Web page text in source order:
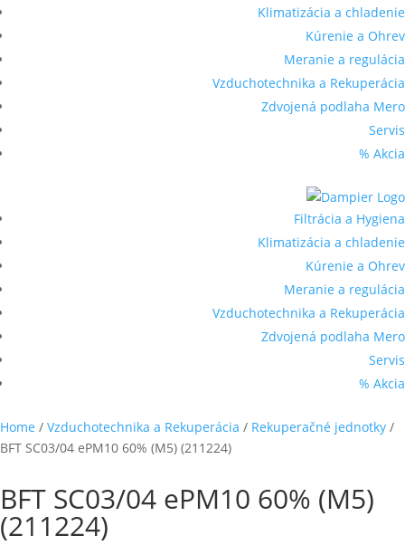
Klimatizácia a chladenie
Kúrenie a Ohrev
Meranie a regulácia
Vzduchotechnika a Rekuperácia
Zdvojená podlaha Mero
Servis
% Akcia
Filtrácia a Hygiena
Klimatizácia a chladenie
Kúrenie a Ohrev
Meranie a regulácia
Vzduchotechnika a Rekuperácia
Zdvojená podlaha Mero
Servis
% Akcia
Home / Vzduchotechnika a Rekuperácia / Rekuperačné jednotky /
BFT SC03/04 ePM10 60% (M5) (211224)
BFT SC03/04 ePM10 60% (M5)
(211224)